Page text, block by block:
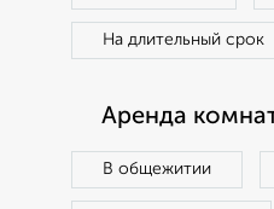
На длительный срок
Аренда
В общежитии